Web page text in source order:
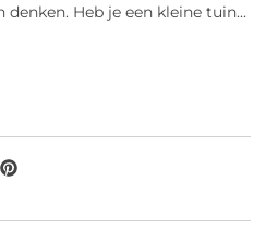
denken. Heb je een kleine tuin...